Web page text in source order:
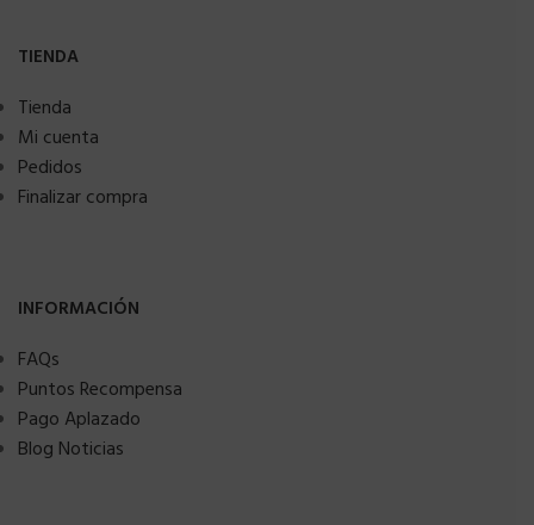
TIENDA
Tienda
Mi cuenta
Pedidos
Finalizar compra
INFORMACIÓN
FAQs
Puntos Recompensa
Pago Aplazado
Blog Noticias